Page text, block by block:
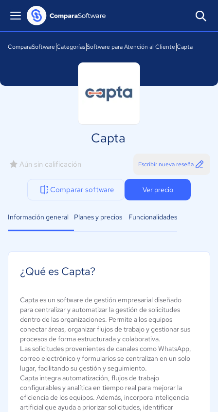
ComparaSoftware CategoríasSoftware para Atención al Cliente Capta
Capta
Aún sin calificación Escribir nueva reseña
Comparar software Ver precio
Información general Planes y precios Funcionalidades
¿Qué es Capta?
Capta es un software de gestión empresarial diseñado
para centralizar y automatizar la gestión de solicitudes
dentro de las organizaciones. Permite a los equipos
conectar áreas, organizar flujos de trabajo y gestionar sus
procesos de forma estructurada y colaborativa.
Las solicitudes provenientes de canales como WhatsApp,
correo electrónico y formularios se centralizan en un solo
lugar, facilitando su gestión y seguimiento.
Capta integra automatización, flujos de trabajo
configurables y analítica en tiempo real para mejorar la
eficiencia de los equipos. Además, incorpora inteligencia
artificial que ayuda a priorizar solicitudes, identificar